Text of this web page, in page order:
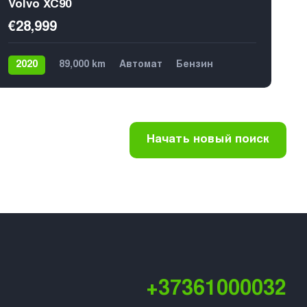
Volvo XC90
€28,999
2020 89,000 km Автомат
Бензин
Начать новый поиск
+37361000032